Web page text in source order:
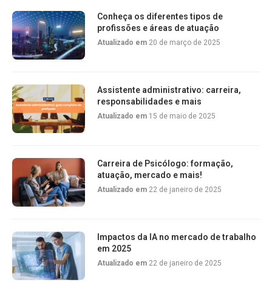
Conheça os diferentes tipos de
profissões e áreas de atuação
Atualizado em 20 de março de 2025
Assistente administrativo: carreira,
responsabilidades e mais
Atualizado em 15 de maio de 2025
Carreira de Psicólogo: formação,
atuação, mercado e mais!
Atualizado em 22 de janeiro de 2025
Impactos da IA no mercado de trabalho
em 2025
Atualizado em 22 de janeiro de 2025